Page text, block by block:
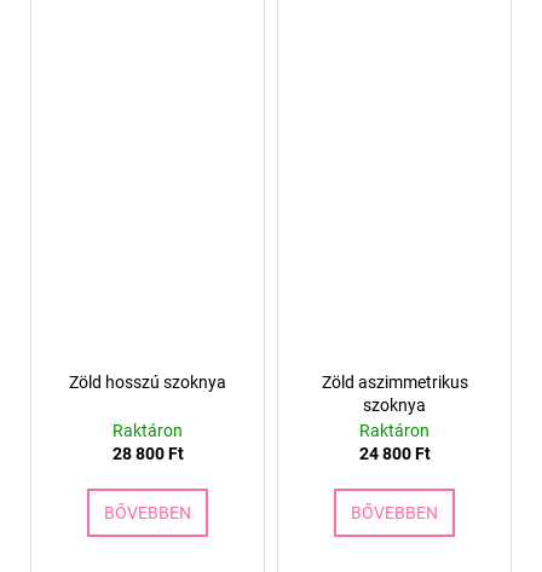
Zöld hosszú szoknya
Raktáron
28 800 Ft
BŐVEBBEN
Zöld aszimmetrikus
szoknya
Raktáron
24 800 Ft
BŐVEBBEN